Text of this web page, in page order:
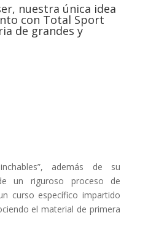
nuestra única idea
con Total Sport
de grandes y
además de su
un riguroso proceso de
curso específico impartido
el material de primera